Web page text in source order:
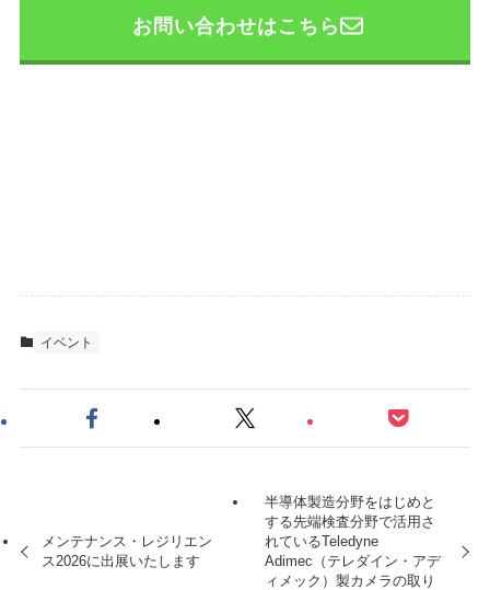
お問い合わせはこちら
イベント
メンテナンス・レジリエン
ス2026に出展いたします
半導体製造分野をはじめと
する先端検査分野で活用さ
れているTeledyne
Adimec（テレダイン・アデ
ィメック）製カメラの取り